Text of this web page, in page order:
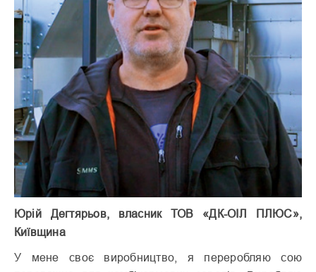
Юрій Дегтярьов, власник ТОВ «ДК-ОІЛ ПЛЮС»,
Київщина
У мене своє виробництво, я перероб­ляю сою